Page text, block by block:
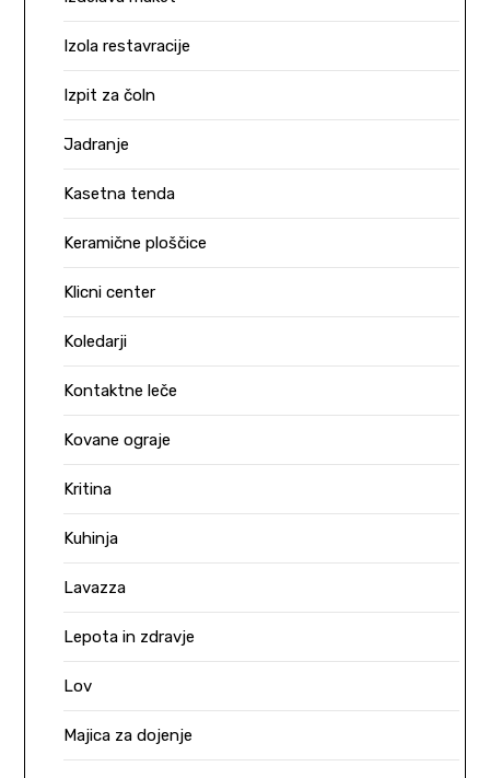
Izola restavracije
Izpit za čoln
Jadranje
Kasetna tenda
Keramične ploščice
Klicni center
Koledarji
Kontaktne leče
Kovane ograje
Kritina
Kuhinja
Lavazza
Lepota in zdravje
Lov
Majica za dojenje